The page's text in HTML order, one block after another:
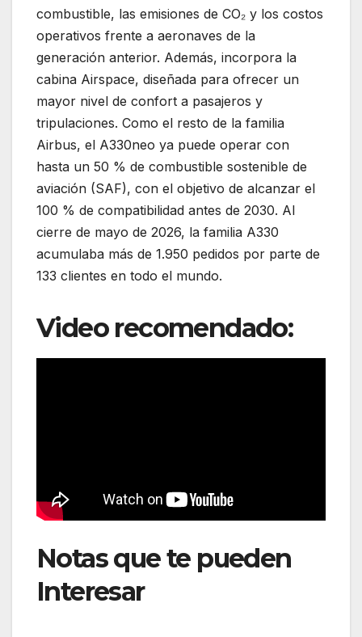
combustible, las emisiones de CO₂ y los costos
operativos frente a aeronaves de la
generación anterior. Además, incorpora la
cabina Airspace, diseñada para ofrecer un
mayor nivel de confort a pasajeros y
tripulaciones. Como el resto de la familia
Airbus, el A330neo ya puede operar con
hasta un 50 % de combustible sostenible de
aviación (SAF), con el objetivo de alcanzar el
100 % de compatibilidad antes de 2030. Al
cierre de mayo de 2026, la familia A330
acumulaba más de 1.950 pedidos por parte de
133 clientes en todo el mundo.
Video recomendado:
Notas que te pueden
Interesar: SAS ordena